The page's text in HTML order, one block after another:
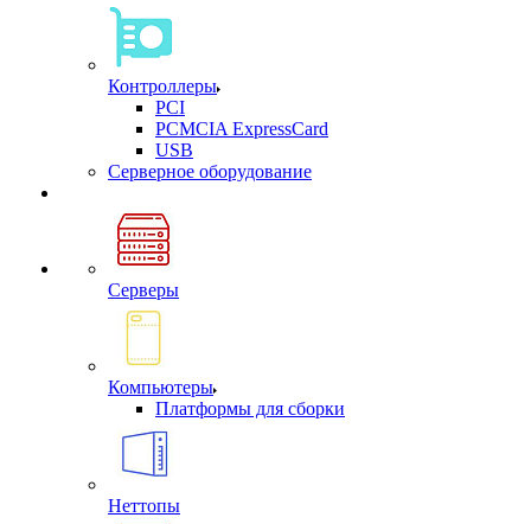
Контроллеры
PCI
PCMCIA ExpressCard
USB
Cерверное оборудование
Серверы
Компьютеры
Платформы для сборки
Неттопы